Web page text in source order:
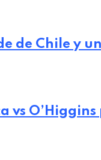
de Chile y
vs